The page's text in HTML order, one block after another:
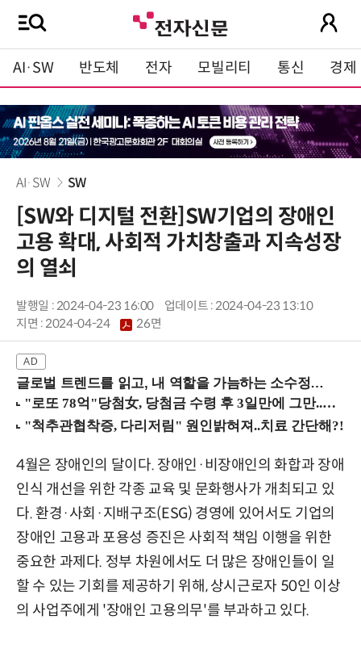
AI·SW 반도체 전자 모빌리티 통신 경제
AI·SW SW
[SW와 디지털 전환]SW기업의 장애인
고용 확대, 사회적 가치창출과 지속성장
의 열쇠
발행일 : 2024-04-23 16:00
업데이트 : 2024-04-23 13:10
지면 :2024-04-24 26면
글로벌 트렌드를 읽고, 내 역할을 가늠하는 소수정예 실습 워크숍 (8/28 신논현역)
4월은 장애인의 달이다. 장애인·비장애인의 화합과 장애
인식 개선을 위한 각종 교육 및 문화행사가 개최되고 있
다. 환경·사회·지배구조(ESG) 경영에 있어서도 기업의
장애인 고용과 포용성 증진은 사회적 책임 이행을 위한
중요한 과제다. 정부 차원에서도 더 많은 장애인들이 일
할 수 있는 기회를 제공하기 위해, 상시근로자 50인 이상
의 사업주에게 '장애인 고용의무'를 부과하고 있다.